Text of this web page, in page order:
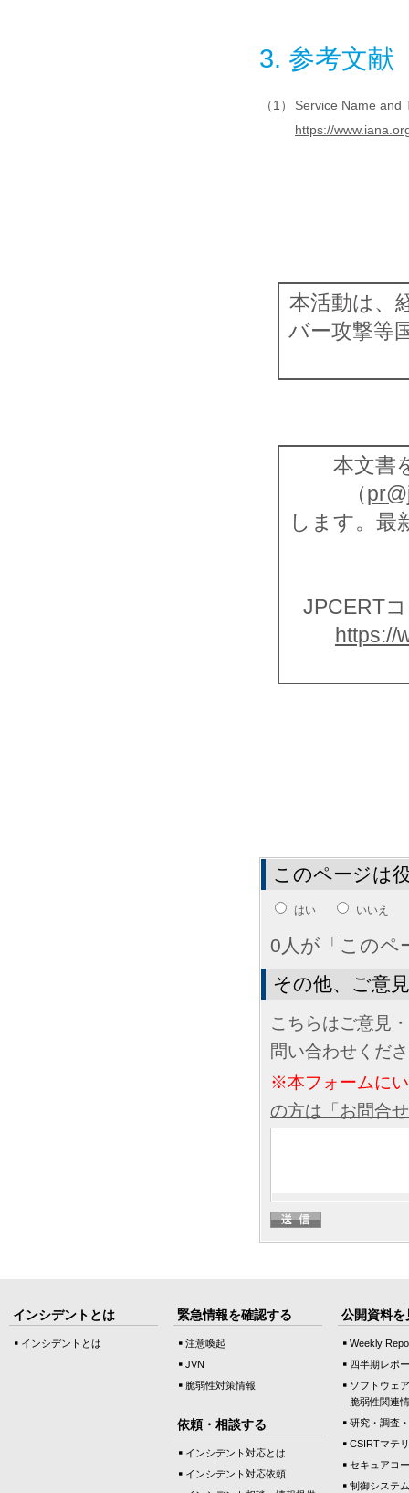
3. 参考文献
（1）
Service Name and
https://
本活動は、
バー攻撃等
本文書
（
します。最
JPCERT
https://
このページは
はい いいえ
0人が「このペ
その他、ご意
こちらはご意見
問い合わせくだ
※本フォームに
の方は「お問合
インシデントとは
インシデントとは
緊急情報を確認する
注意喚起
JVN
脆弱性対策情報
依頼・相談する
インシデント対応とは
インシデント対応依頼
公開資料を
Weekly
四半期レポ
ソフトウェ
脆弱性関連
研究・調査
CSIRTマテ
セキュアコ
制御システ